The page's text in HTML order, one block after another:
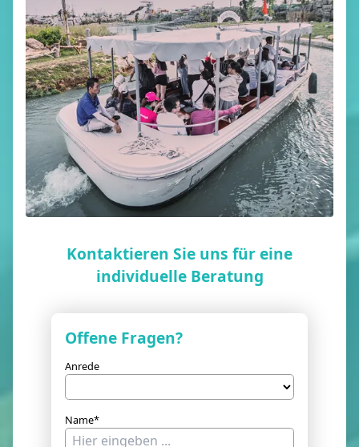
Kontaktieren Sie uns für eine
individuelle Beratung
Offene Fragen?
Anrede
Name*